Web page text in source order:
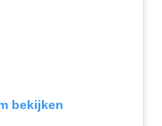
bekijken